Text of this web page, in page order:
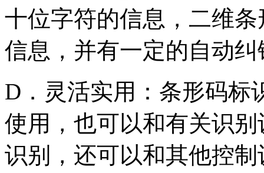
十位字符的信息，二维
信息，并有一定的自动
D．灵活实用：条形码标
使用，也可以和有关识
识别，还可以和其他控